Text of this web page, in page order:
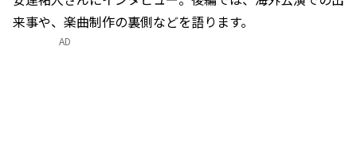
来事や、楽曲制作の裏側などを語ります。
AD